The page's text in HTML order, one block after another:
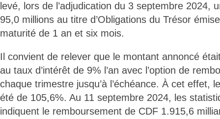
levé, lors de l’adjudication du 3 septembre 2024,
95,0 millions au titre d’Obligations du Trésor
maturité de 1 an et six mois.
Il convient de relever que le montant annoncé
au taux d’intérêt de 9% l’an avec l’option de
chaque trimestre jusqu’à l’échéance. À cet effet,
été de 105,6%. Au 11 septembre 2024, les
indiquent le remboursement de CDF 1.915,6